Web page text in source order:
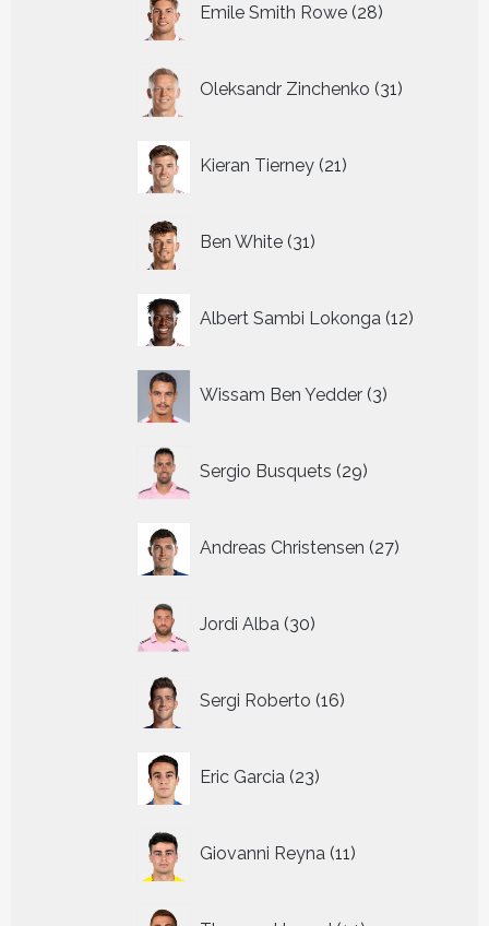
Emile Smith Rowe 28
producten
Oleksandr Zinchenko 31
producten
Kieran Tierney 21
producten
Ben White 31
producten
Albert Sambi Lokonga 12
Wissam Ben Yedder 3
producten
Sergio Busquets 29
producten
Andreas Christensen 27
producten
Jordi Alba 30
producten
Sergi Roberto 16
producten
Eric Garcia 23
producten
Giovanni Reyna 11
producten